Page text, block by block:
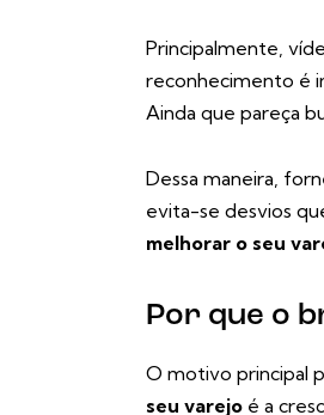
Principalmente,
reconhecimento é
Ainda que pareça
Dessa maneira,
evita-se desvios
melhorar o seu
Por que o
O motivo principal
seu varejo é a